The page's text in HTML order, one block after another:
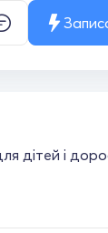
дітей і